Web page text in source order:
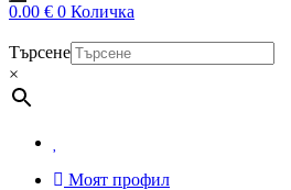
0.00 € 0 Количка
Търсене
×
Моят профил